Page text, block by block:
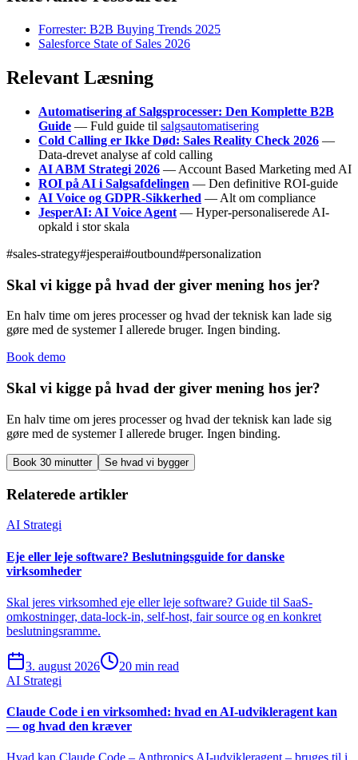
Forrester: B2B Buying Trends 2025
Salesforce State of Sales 2026
Relevant Læsning
Automatisering af Salgsprocesser: Den Komplette B2B
Guide — Fuld guide til salgsautomatisering
Cold Calling er Ikke Død: Sales Reality Check 2026 —
Data-drevet analyse af cold calling
AI ABM Strategi 2026 — Account Based Marketing med AI
ROI på AI i Salgsafdelingen — Den definitive ROI-guide
AI Voice og GDPR-Sikkerhed — Alt om compliance
JesperAI: AI Voice Agent — Hyper-personaliserede AI-
opkald i stor skala
#sales-strategy#jesperai#outbound#personalization
Skal vi kigge på hvad der giver mening hos jer?
En halv time om jeres processer og hvad der teknisk kan lade sig
gøre med de systemer I allerede bruger. Ingen binding.
Book demo
Skal vi kigge på hvad der giver mening hos jer?
En halv time om jeres processer og hvad der teknisk kan lade sig
gøre med de systemer I allerede bruger. Ingen binding.
Book 30 minutter Se hvad vi bygger
Relaterede artikler
AI Strategi
Eje eller leje software? Beslutningsguide for danske
virksomheder
Skal jeres virksomhed eje eller leje software? Guide til SaaS-
omkostninger, data-lock-in, self-host, fair source og en konkret
beslutningsramme.
3. august 2026
20 min read
AI Strategi
Claude Code i en virksomhed: hvad en AI-udvikleragent kan
— og hvad den kræver